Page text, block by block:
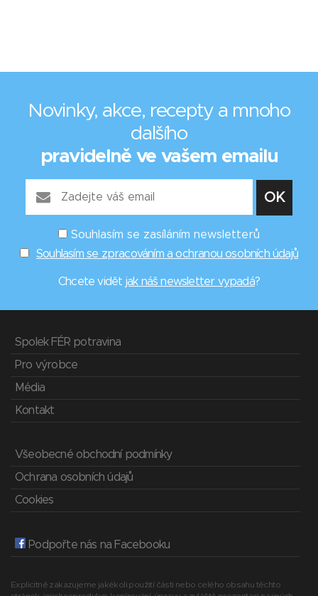
Novinky, akce, recepty a mnoho
dalšího
pravidelně ve vašem emailu
Souhlasím se zasíláním newsletterů
Souhlasím se zpracováním a ochranou osobních údajů
Chcete vidět jak náš newsletter vypadá?
Spolek FÉR potravina
Pro výrobce
Média
Kontakt
Všeobecné obchodní podmínky
Ochrana osobních údajů
Cookies
Podpořte nás na Facebooku
Explicitně zakazujeme jakékoli použití části nebo celého obsahu těchto